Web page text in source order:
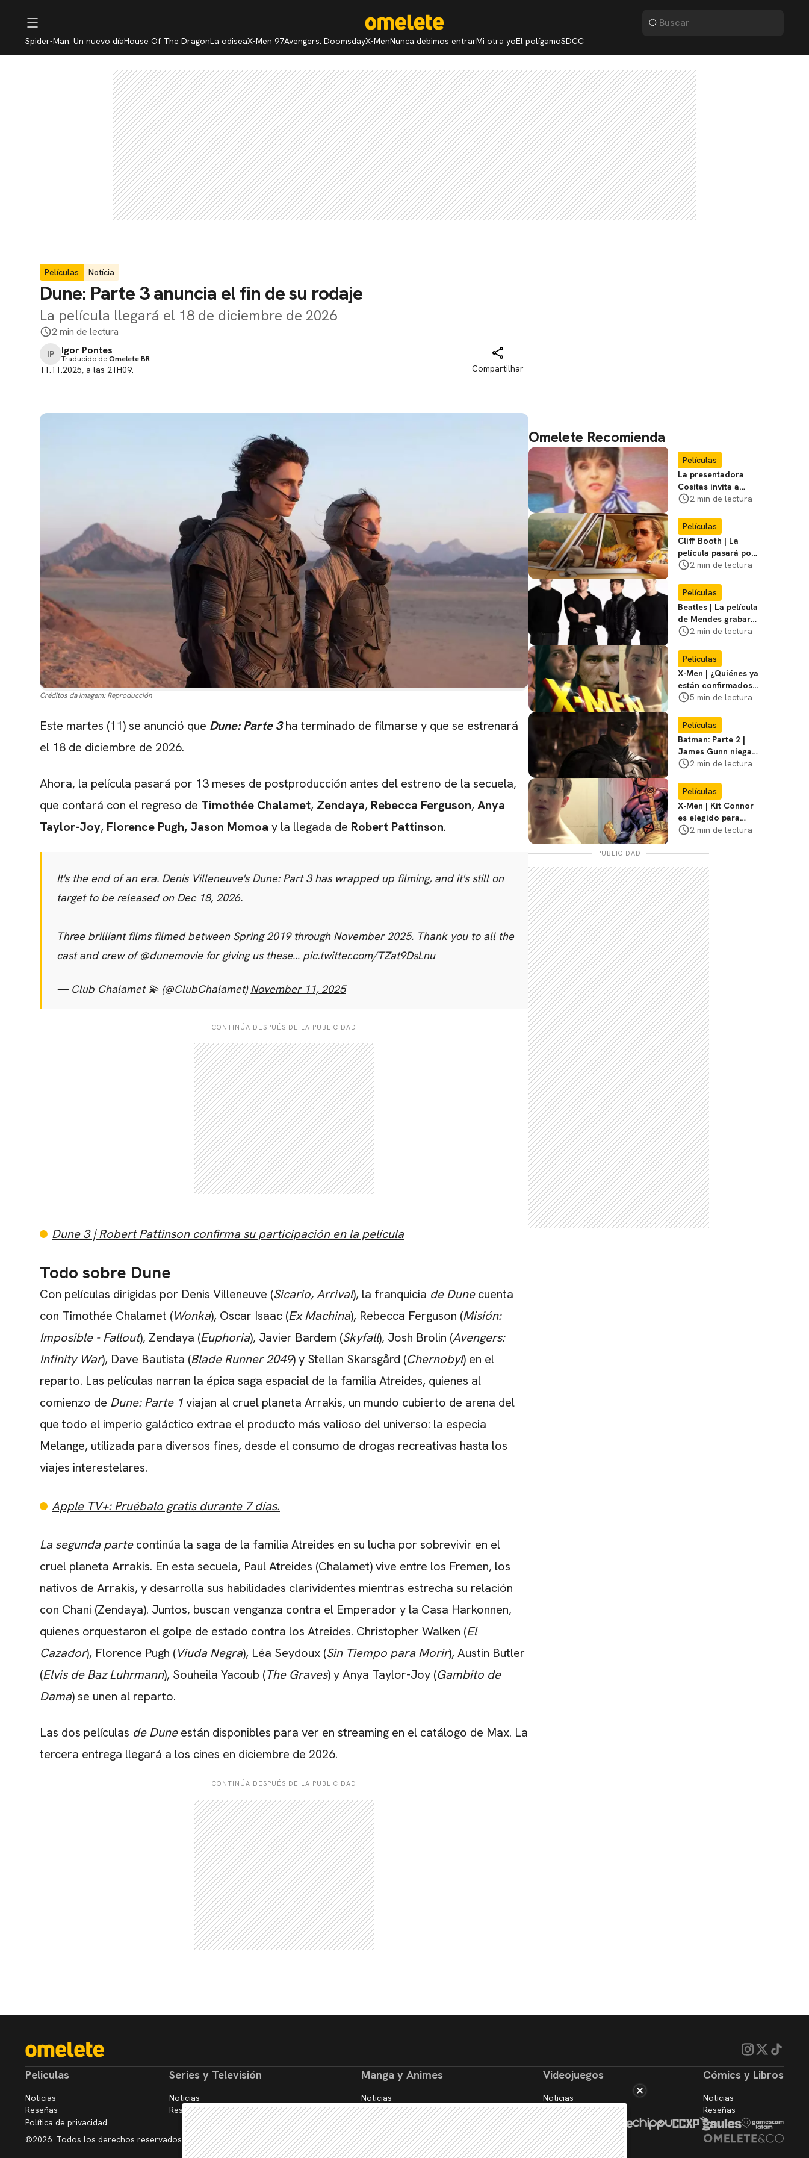
Spider-Man: Un nuevo díaHouse Of The DragonLa odiseaX-Men 97Avengers: DoomsdayX-MenNunca debimos entrarMi otra yoEl polígamoSDCC
Películas Notícia
Dune: Parte 3 anuncia el fin de su rodaje
La película llegará el 18 de diciembre de 2026
2 min de lectura
IP Igor Pontes
Traducido deOmelete BR
11.11.2025, a las 21H09. Compartilhar
Créditos da imagem: Reproducción
Este martes (11) se anunció que Dune: Parte 3ha terminado de filmarse y que se estrenará
el 18 de diciembre de 2026.
Ahora, la película pasará por 13 meses de postproducción antes del estreno de la secuela,
que contará con el regreso de Timothée Chalamet, Zendaya, Rebecca Ferguson, Anya
Taylor-Joy, Florence Pugh, Jason Momoa y la llegada de Robert Pattinson.
It's the end of an era. Denis Villeneuve's Dune: Part 3 has wrapped up filming, and it's still on
target to be released on Dec 18, 2026.
Three brilliant films filmed between Spring 2019 through November 2025. Thank you to all the
cast and crew of@dunemoviefor giving us these… pic.twitter.com/TZat9DsLnu
— Club Chalamet 💫 (@ClubChalamet)November 11, 2025
CONTINÚA DESPUÉS DE LA PUBLICIDAD
Dune 3 | Robert Pattinson confirma su participación en la película
Todo sobre Dune
Con películas dirigidas por Denis Villeneuve (Sicario, Arrival), la franquicia de Dunecuenta
con Timothée Chalamet (Wonka), Oscar Isaac (Ex Machina), Rebecca Ferguson (Misión:
Imposible - Fallout), Zendaya (Euphoria), Javier Bardem (Skyfall), Josh Brolin (Avengers:
Infinity War), Dave Bautista (Blade Runner 2049) y Stellan Skarsgård (Chernobyl) en el
reparto. Las películas narran la épica saga espacial de la familia Atreides, quienes al
comienzo de Dune: Parte 1viajan al cruel planeta Arrakis, un mundo cubierto de arena del
que todo el imperio galáctico extrae el producto más valioso del universo: la especia
Melange, utilizada para diversos fines, desde el consumo de drogas recreativas hasta los
viajes interestelares.
Apple TV+: Pruébalo gratis durante 7 días.
La segunda partecontinúa la saga de la familia Atreides en su lucha por sobrevivir en el
cruel planeta Arrakis. En esta secuela, Paul Atreides (Chalamet) vive entre los Fremen, los
nativos de Arrakis, y desarrolla sus habilidades clarividentes mientras estrecha su relación
con Chani (Zendaya). Juntos, buscan venganza contra el Emperador y la Casa Harkonnen,
quienes orquestaron el golpe de estado contra los Atreides. Christopher Walken (El
Cazador), Florence Pugh (Viuda Negra), Léa Seydoux (Sin Tiempo para Morir), Austin Butler
(Elvis de Baz Luhrmann), Souheila Yacoub (The Graves) y Anya Taylor-Joy (Gambito de
Dama) se unen al reparto.
Las dos películas de Duneestán disponibles para ver en streaming en el catálogo de Max. La
tercera entrega llegará a los cines en diciembre de 2026.
CONTINÚA DESPUÉS DE LA PUBLICIDAD
Omelete Recomienda
Películas
La presentadora
Cositas invita a
visitar el
Miasma
2 min de lectura
Películas
Cliff Booth | La
película pasará por
nuevas filmaciones
2 min de lectura
Películas
Beatles | La película
de Mendes grabará
escenas en la
2 min de lectura
Películas
X-Men | ¿Quiénes ya
están confirmados
en la película de
favoritos
5 min de lectura
Películas
Batman: Parte 2 |
James Gunn niega
que se filme la parte
2 min de lectura
Películas
X-Men | Kit Connor
es elegido para
interpretar a
película
2 min de lectura
PUBLICIDAD
CARREGANDO PUBLICIDADE
Peliculas
Noticias
Reseñas
Series y Televisión
Noticias
Reseñas
Manga y Animes
Noticias
Reseñas
Videojuegos
Noticias
Reseñas
Cómics y Libros
Noticias
Reseñas
Política de privacidad
©2026. Todos los derechos reservados.